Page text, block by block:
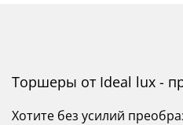
Торшеры от Ideal lux -
Хотите без усилий